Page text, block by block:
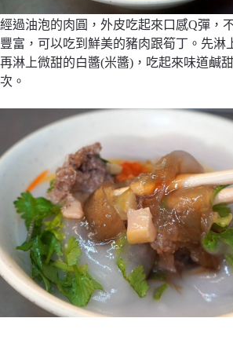
經過油泡的肉圓，外皮吃起來口感Q彈，
豐富，可以吃到鮮美的豬肉跟筍丁。先淋
再淋上微甜的白醬(米醬)，吃起來味道鹹
次。